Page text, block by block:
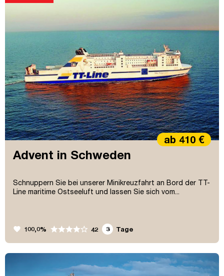
Advent in Schweden
Schnuppern Sie bei unserer Minikreuzfahrt an Bord der TT-
Line maritime Ostseeluft und lassen Sie sich vom...
ab 410 €
favorite 100,0% 42 3 Tage